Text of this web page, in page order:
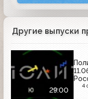
Другие выпуски
29:00
4